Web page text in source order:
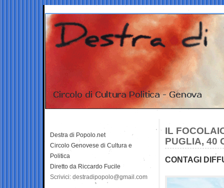
IL
PUGLIA, 40
CONTAGI
Destra di Popolo.net
Circolo Genovese di Cultura e
Politica
Diretto da Riccardo Fucile
Scrivici: destradipopolo@gmail.com